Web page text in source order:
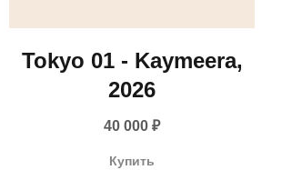
Tokyo 01 - Kaymeera,
2026
40 000 ₽
Купить